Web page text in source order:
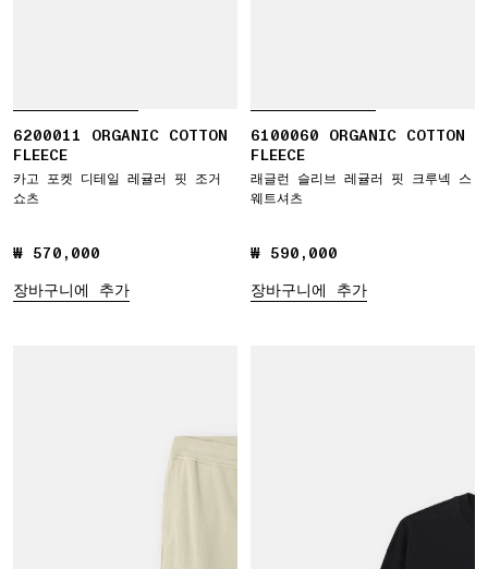
6200011 ORGANIC COTTON
FLEECE
카고 포켓 디테일 레귤러 핏 조거
쇼츠
₩ 570,000
₩ 570,000
장바구니에 추가
6100060 ORGANIC COTTON
FLEECE
래글런 슬리브 레귤러 핏 크루넥 스
웨트셔츠
₩ 590,000
₩ 590,000
장바구니에 추가